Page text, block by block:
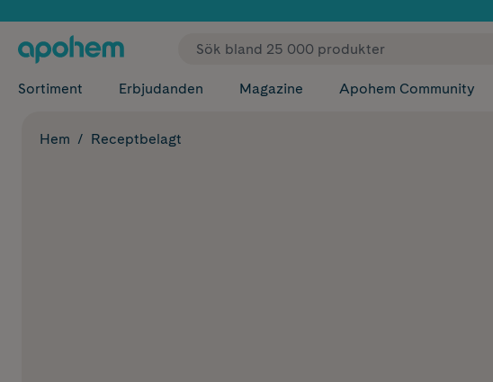
✓ Fri frakt
Sortiment Erbjudanden Magazine Apohem Community
Hem Receptbelagt